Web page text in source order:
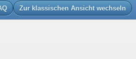
Zur klassischen Ansicht wechseln